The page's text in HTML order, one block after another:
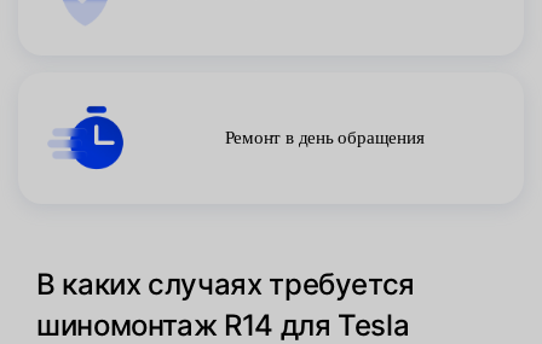
Ремонт в день обращения
В каких случаях требуется
шиномонтаж R14 для Tesla